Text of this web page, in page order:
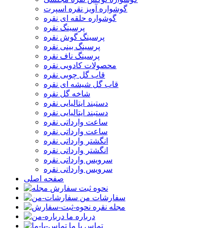
گوشواره آویز نقره اسپرت
گوشواره حلقه ای نقره
پرسینگ نقره
پرسینگ گوش نقره
پرسینگ بینی نقره
پرسینگ ناف نقره
محصولات کادویی نقره
قاب گل چوبی نقره
قاب گل شیشه ای نقره
شاخه گل نقره
دستبند ایتالیایی نقره
دستبند ایتالیایی نقره
ساعت وارداتی نقره
ساعت وارداتی نقره
انگشتر وارداتی نقره
انگشتر وارداتی نقره
سرویس وارداتی نقره
سرویس وارداتی نقره
صفحه اصلی
نحوه ثبت سفارش
سفارشات من
مجله نقره
درباره ما
تماس با ما